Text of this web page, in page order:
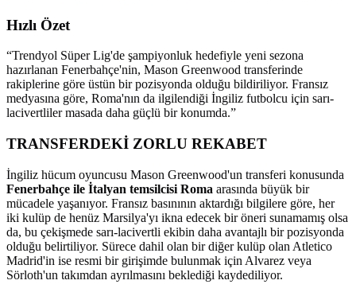
Hızlı Özet
“Trendyol Süper Lig'de şampiyonluk hedefiyle yeni sezona
hazırlanan Fenerbahçe'nin, Mason Greenwood transferinde
rakiplerine göre üstün bir pozisyonda olduğu bildiriliyor. Fransız
medyasına göre, Roma'nın da ilgilendiği İngiliz futbolcu için sarı-
lacivertliler masada daha güçlü bir konumda.”
TRANSFERDEKİ ZORLU REKABET
İngiliz hücum oyuncusu Mason Greenwood'un transferi konusunda
Fenerbahçe ile İtalyan temsilcisi Roma arasında büyük bir
mücadele yaşanıyor. Fransız basınının aktardığı bilgilere göre, her
iki kulüp de henüz Marsilya'yı ikna edecek bir öneri sunamamış olsa
da, bu çekişmede sarı-lacivertli ekibin daha avantajlı bir pozisyonda
olduğu belirtiliyor. Sürece dahil olan bir diğer kulüp olan Atletico
Madrid'in ise resmi bir girişimde bulunmak için Alvarez veya
Sörloth'un takımdan ayrılmasını beklediği kaydediliyor.